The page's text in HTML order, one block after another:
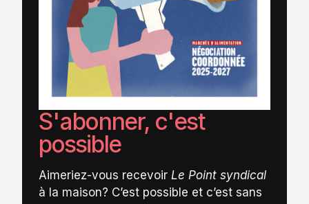
S'abonner, c'est
possible
Aimeriez-vous recevoir Le Point syndical
à la maison? C’est possible et c’est sans